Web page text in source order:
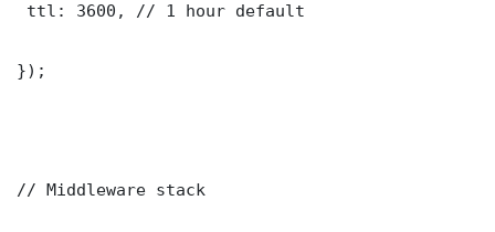
ttl: 3600, // 1 hour default
});
// Middleware stack